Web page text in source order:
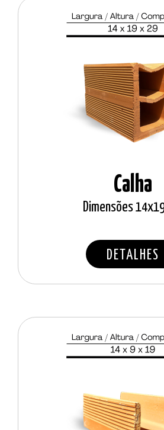
Calha
Dimensões
DETALHES